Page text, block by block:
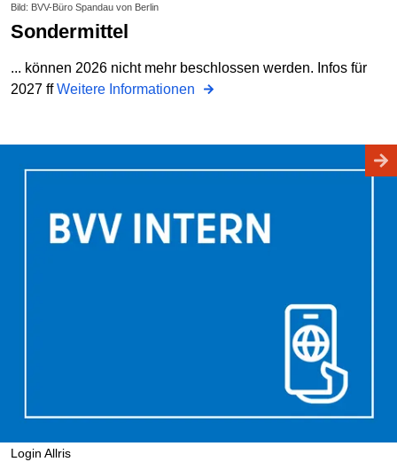
Bild: BVV-Büro Spandau von Berlin
Sondermittel
... können 2026 nicht mehr beschlossen werden. Infos für
2027 ffWeitere Informationen
Login Allris